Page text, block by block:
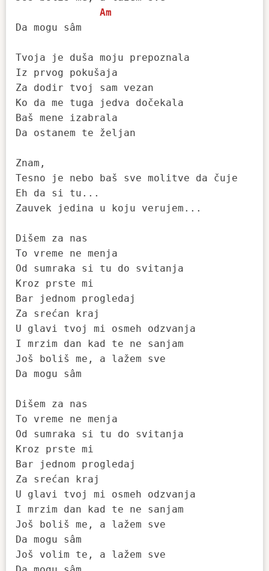
Am
Da mogu sâm
Tvoja je duša moju prepoznala
Iz prvog pokušaja
Za dodir tvoj sam vezan
Ko da me tuga jedva dočekala
Baš mene izabrala
Da ostanem te željan
Znam,
Tesno je nebo baš sve molitve da čuje
Eh da si tu...
Zauvek jedina u koju verujem...
Dišem za nas
To vreme ne menja
Od sumraka si tu do svitanja
Kroz prste mi
Bar jednom progledaj
Za srećan kraj
U glavi tvoj mi osmeh odzvanja
I mrzim dan kad te ne sanjam
Još boliš me, a lažem sve
Da mogu sâm
Dišem za nas
To vreme ne menja
Od sumraka si tu do svitanja
Kroz prste mi
Bar jednom progledaj
Za srećan kraj
U glavi tvoj mi osmeh odzvanja
I mrzim dan kad te ne sanjam
Još boliš me, a lažem sve
Da mogu sâm
Još volim te, a lažem sve